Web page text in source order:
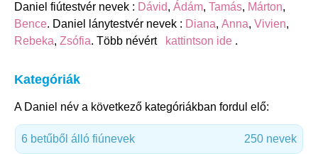
Daniel fiútestvér nevek : Dávid, Ádám, Tamás, Márton,
Bence. Daniel lánytestvér nevek : Diana, Anna, Vivien,
Rebeka, Zsófia. Több névért kattintson ide .
Kategóriák
A Daniel név a következő kategóriákban fordul elő:
6 betűből álló fiúnevek 250 nevek